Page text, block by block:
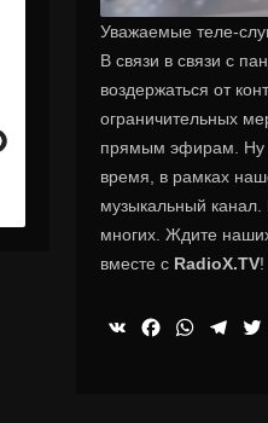
Уважаемые теле-
В связи в связи с
воздержаться от
ограничительных
прямым эфирам. Ну
время, в рамках
музыкальный
многих. Ждите
вместе с RadioX.TV!
VK Facebook